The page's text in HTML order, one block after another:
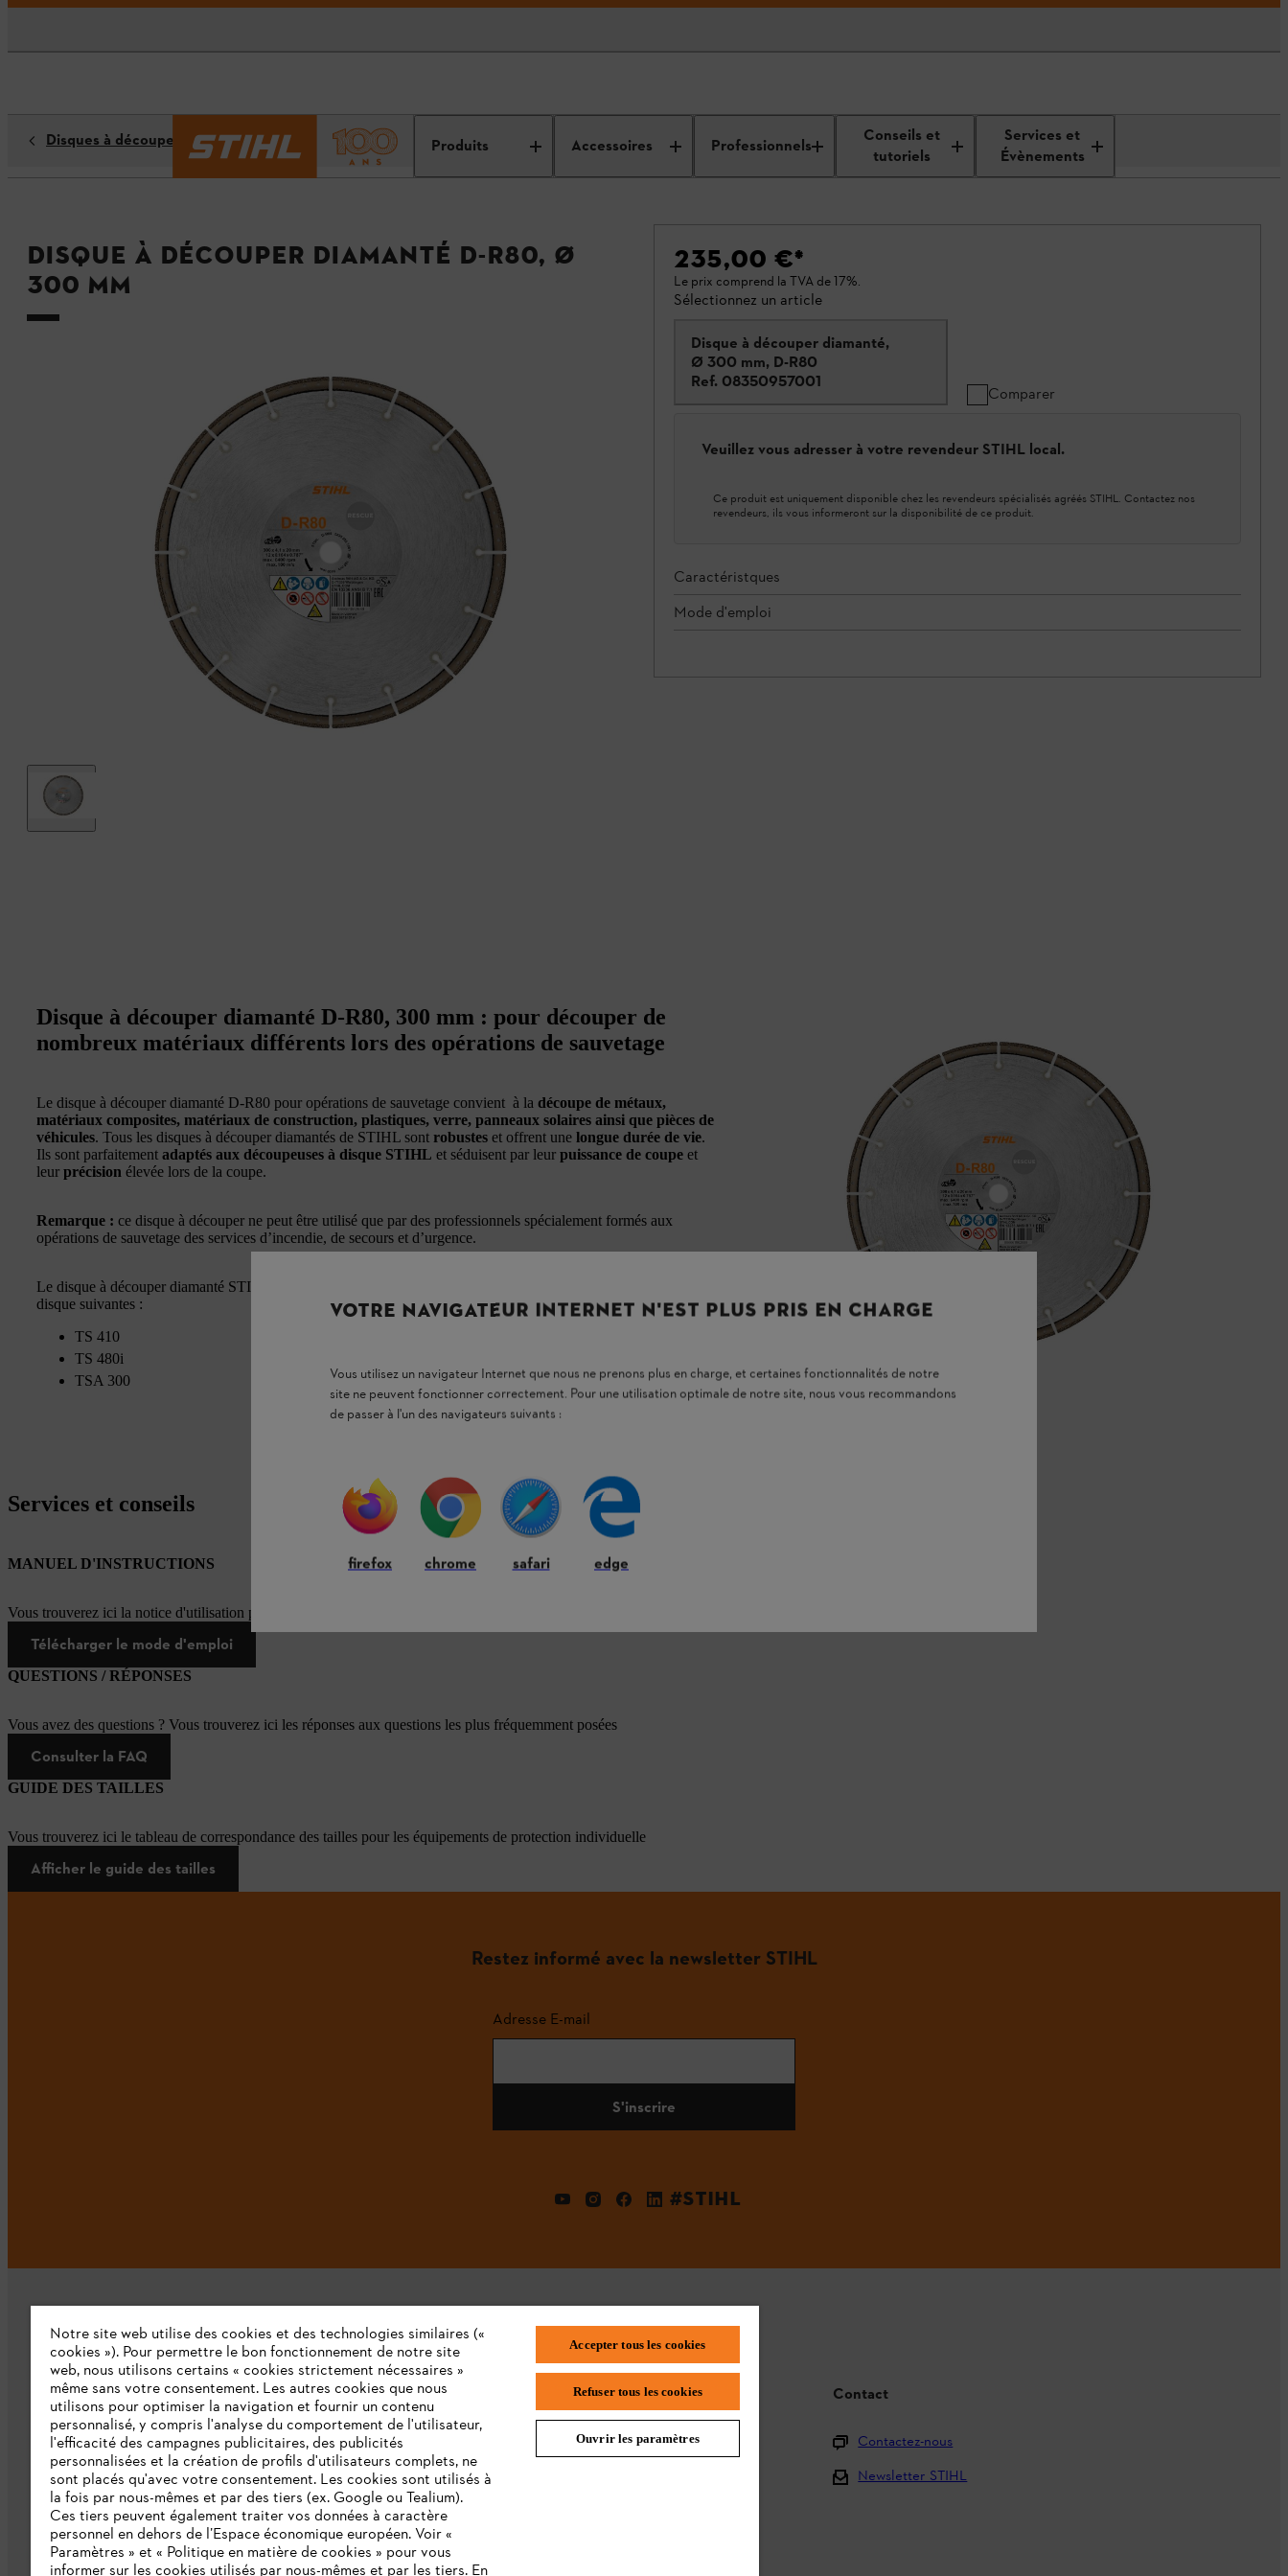
Produits Accessoires Professionnels
Conseils et
tutoriels
Services et
Évènements
Disques à découper diamantés
Disque à découper diamanté D-R80, Ø
300 mm
235,00 €*
Le prix comprend la TVA de 17%.
Sélectionnez un article
Disque à découper diamanté,
Ø 300 mm, D-R80
Ref. 08350957001
Comparer
Veuillez vous adresser à votre revendeur STIHL local.
Ce produit est uniquement disponible chez les revendeurs spécialisés agréés STIHL. Contactez nos
revendeurs, ils vous informeront sur la disponibilité de ce produit.
Caractéristques
Mode d'emploi
Disque à découper diamanté D-R80, 300 mm : pour découper de
nombreux matériaux différents lors des opérations de sauvetage
Le disque à découper diamanté D-R80 pour opérations de sauvetage convient à la découpe de métaux,
matériaux composites, matériaux de construction, plastiques, verre, panneaux solaires ainsi que pièces de
véhicules. Tous les disques à découper diamantés de STIHL sont robustes et offrent une longue durée de vie.
Ils sont parfaitement adaptés aux découpeuses à disque STIHL et séduisent par leur puissance de coupe et
leur précision élevée lors de la coupe.
Remarque : ce disque à découper ne peut être utilisé que par des professionnels spécialement formés aux
opérations de sauvetage des services d’incendie, de secours et d’urgence.
Le disque à découper diamanté STIHL D-R80, d’un diamètre de 300 mm, est compatible avec les découpeuses à
disque suivantes :
TS 410
TS 480i
TSA 300
Services et conseils
MANUEL D'INSTRUCTIONS
Vous trouverez ici la notice d'utilisation pour ce produit STIHL
Télécharger le mode d'emploi
QUESTIONS / RÉPONSES
Vous avez des questions ? Vous trouverez ici les réponses aux questions les plus fréquemment posées
Consulter la FAQ
GUIDE DES TAILLES
Vous trouverez ici le tableau de correspondance des tailles pour les équipements de protection individuelle
Afficher le guide des tailles
Restez informé avec la newsletter STIHL
Adresse E-mail
S'inscrire
#STIHL
L'Entreprise
Qui sommes-nous ?
Presse
Emploi
Développement durable
STIHL FAQ
L'Enregistrement
Contact
Contactez-nous
Newsletter STIHL
VOTRE NAVIGATEUR INTERNET N'EST PLUS PRIS EN CHARGE
Vous utilisez un navigateur Internet que nous ne prenons plus en charge, et certaines fonctionnalités de notre
site ne peuvent fonctionner correctement. Pour une utilisation optimale de notre site, nous vous recommandons
de passer à l'un des navigateurs suivants :
firefox chrome safari edge
Notre site web utilise des cookies et des technologies similaires («
cookies »). Pour permettre le bon fonctionnement de notre site
web, nous utilisons certains « cookies strictement nécessaires »
même sans votre consentement. Les autres cookies que nous
utilisons pour optimiser la navigation et fournir un contenu
personnalisé, y compris l'analyse du comportement de l'utilisateur,
l'efficacité des campagnes publicitaires, des publicités
personnalisées et la création de profils d'utilisateurs complets, ne
sont placés qu'avec votre consentement. Les cookies sont utilisés à
la fois par nous-mêmes et par des tiers (ex. Google ou Tealium).
Ces tiers peuvent également traiter vos données à caractère
personnel en dehors de l’Espace économique européen. Voir «
Paramètres » et « Politique en matière de cookies » pour vous
informer sur les cookies utilisés par nous-mêmes et par les tiers. En
Accepter tous les cookies
Refuser tous les cookies
Ouvrir les paramètres